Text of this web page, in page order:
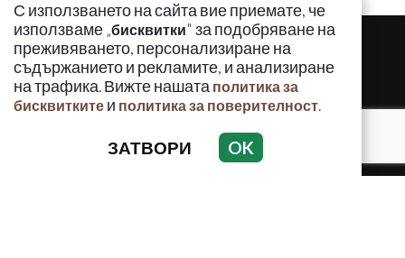
С използването на сайта вие приемате, че
използваме „бисквитки" за подобряване на
преживяването, персонализиране на
съдържанието и рекламите, и анализиране
на трафика. Вижте нашата политика за
бисквитките и политика за поверителност.
ЗАТВОРИ OK